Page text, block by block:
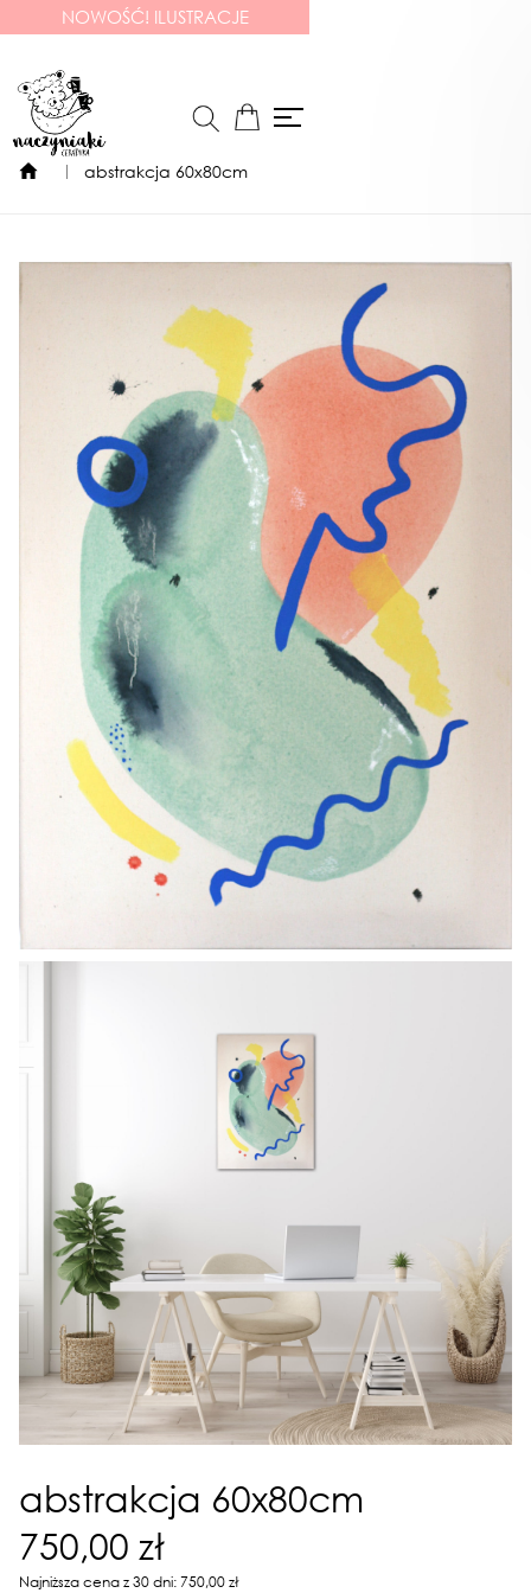
NOWOŚĆ! ILUSTRACJE
abstrakcja 60x80cm
abstrakcja 60x80cm
750,00 zł
Najniższa cena z 30 dni: 750,00 zł